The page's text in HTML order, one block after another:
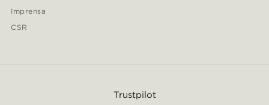
Imprensa
CSR
Trustpilot